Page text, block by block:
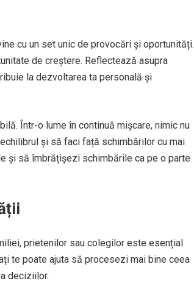
cu un set unic de provocări și oportunități.
de creștere. Reflectează asupra
la dezvoltarea ta personală și
Într-o lume în continuă mișcare, nimic nu
și să faci față schimbărilor cu mai
și să îmbrățișezi schimbările ca pe o parte
prietenilor sau colegilor este esențial
te poate ajuta să procesezi mai bine ceea
deciziilor.